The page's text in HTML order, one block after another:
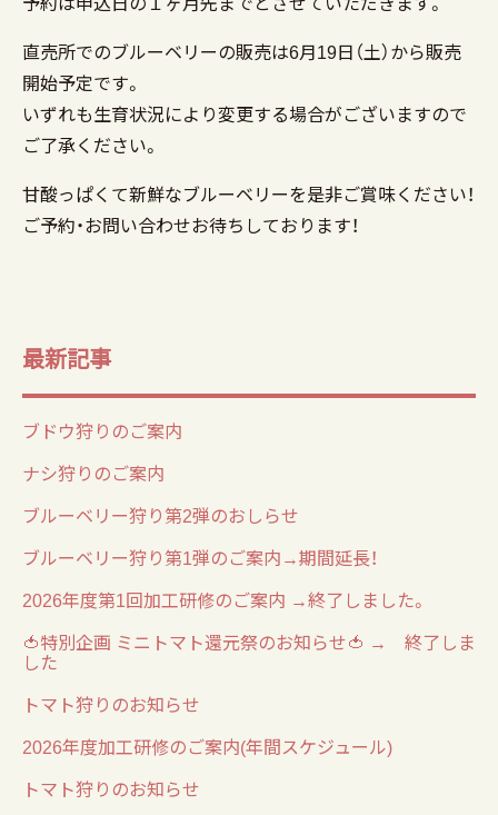
直売所でのブルーベリーの販売は6月19日（土）から販売
開始予定です。
いずれも生育状況により変更する場合がございますので
ご了承ください。
甘酸っぱくて新鮮なブルーベリーを是非ご賞味ください！
ご予約・お問い合わせお待ちしております！
最新記事
ブドウ狩りのご案内
ナシ狩りのご案内
ブルーベリー狩り第2弾のおしらせ
ブルーベリー狩り第1弾のご案内→期間延長！
2026年度第1回加工研修のご案内 →終了しました。
🍅特別企画 ミニトマト還元祭のお知らせ🍅 → 終了しま
した
トマト狩りのお知らせ
2026年度加工研修のご案内(年間スケジュール)
トマト狩りのお知らせ